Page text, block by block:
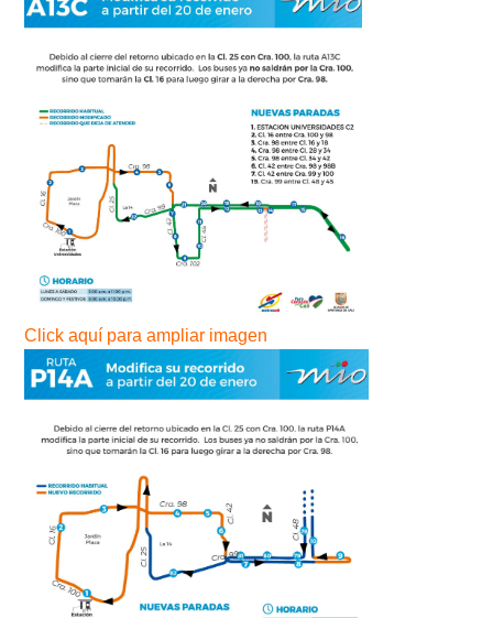
Click aquí para ampliar imagen